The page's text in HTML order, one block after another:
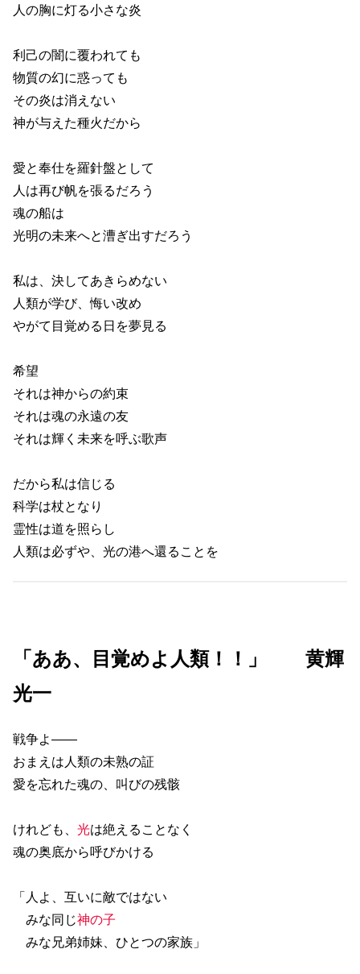
人の胸に灯る小さな炎
利己の闇に覆われても
物質の幻に惑っても
その炎は消えない
神が与えた種火だから
愛と奉仕を羅針盤として
人は再び帆を張るだろう
魂の船は
光明の未来へと漕ぎ出すだろう
私は、決してあきらめない
人類が学び、悔い改め
やがて目覚める日を夢見る
希望
それは神からの約束
それは魂の永遠の友
それは輝く未来を呼ぶ歌声
だから私は信じる
科学は杖となり
霊性は道を照らし
人類は必ずや、光の港へ還ることを
「ああ、目覚めよ人類！！」 黄輝
光一
戦争よ――
おまえは人類の未熟の証
愛を忘れた魂の、叫びの残骸
けれども、 光は絶えることなく
魂の奥底から呼びかける
「人よ、互いに敵ではない
みな同じ神の子
みな兄弟姉妹、ひとつの家族」